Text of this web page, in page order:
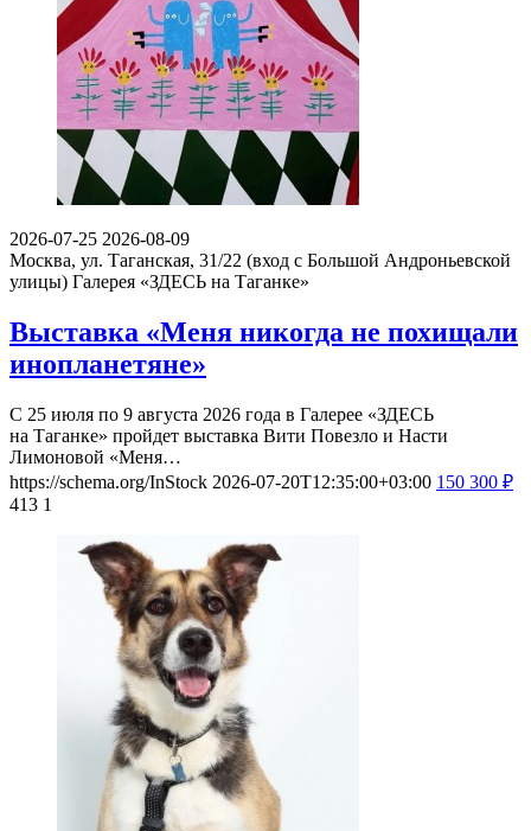
2026-07-25 2026-08-09
Москва, ул. Таганская, 31/22 (вход с Большой Андроньевской
улицы) Галерея «ЗДЕСЬ на Таганке»
Выставка «Меня никогда не похищали
инопланетяне»
С 25 июля по 9 августа 2026 года в Галерее «ЗДЕСЬ
на Таганке» пройдет выставка Вити Повезло и Насти
Лимоновой «Меня…
https://schema.org/InStock 2026-07-20T12:35:00+03:00 150 300 ₽
413 1